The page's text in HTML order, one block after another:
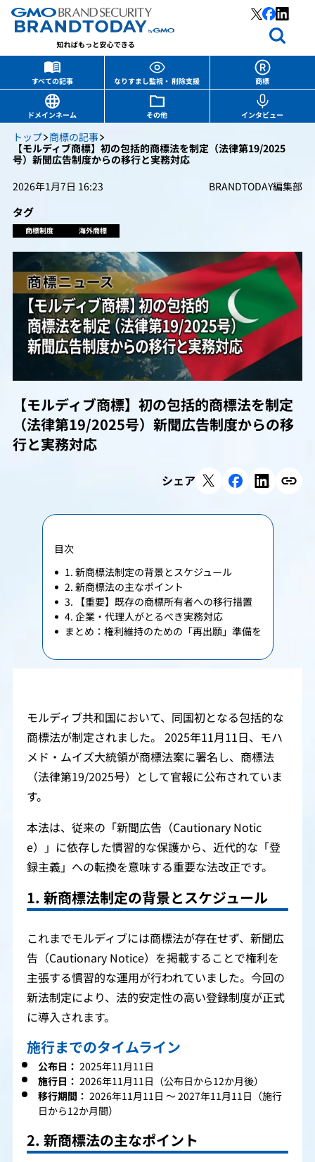
すべての記事 なりすまし監視・ 削除支援
商標
ドメインネーム
その他 インタビュー
トップ 商標の記事
【モルディブ商標】初の包括的商標法を制定（法律第19/2025
号）新聞広告制度からの移行と実務対応
2026年1月7日 16:23
BRANDTODAY編集部
タグ
商標制度 海外商標
【モルディブ商標】初の包括的商標法を制定
（法律第19/2025号）新聞広告制度からの移
行と実務対応
シェア
目次
1. 新商標法制定の背景とスケジュール
2. 新商標法の主なポイント
3. 【重要】既存の商標所有者への移行措置
4. 企業・代理人がとるべき実務対応
まとめ：権利維持のための「再出願」準備を
モルディブ共和国において、同国初となる包括的な
商標法が制定されました。 2025年11月11日、モハ
メド・ムイズ大統領が商標法案に署名し、商標法
（法律第19/2025号）として官報に公布されていま
す。
本法は、従来の「新聞広告（Cautionary Notic
e）」に依存した慣習的な保護から、近代的な「登
録主義」への転換を意味する重要な法改正です。
1. 新商標法制定の背景とスケジュール
これまでモルディブには商標法が存在せず、新聞広
告（Cautionary Notice）を掲載することで権利を
主張する慣習的な運用が行われていました。今回の
新法制定により、法的安定性の高い登録制度が正式
に導入されます。
施行までのタイムライン
公布日： 2025年11月11日
施行日： 2026年11月11日（公布日から12か月後）
移行期間： 2026年11月11日 ～ 2027年11月11日（施行
日から12か月間）
2. 新商標法の主なポイント